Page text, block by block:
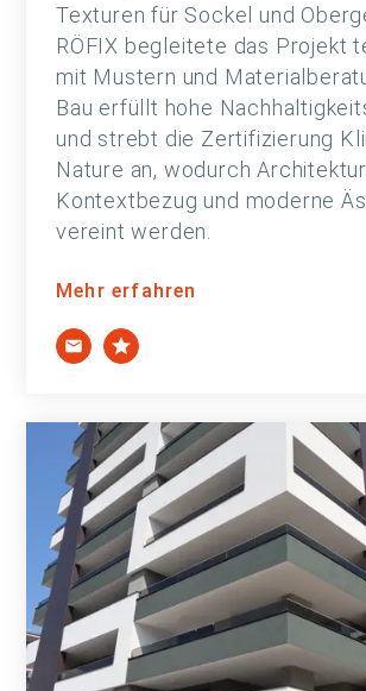
Texturen für Sockel und
RÖFIX begleitete das Projekt
mit Mustern und
Bau erfüllt hohe
und strebt die Zertifizierung
Nature an, wodurch
Kontextbezug und moderne
vereint werden.
Mehr erfahren